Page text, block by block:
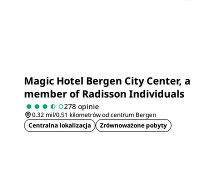
Magic Hotel Bergen City Center, a
member of Radisson Individuals
278 opinie
0.32 mil/0.51 kilometrów od centrum Bergen
Centralna lokalizacja
Zrównoważone pobyty